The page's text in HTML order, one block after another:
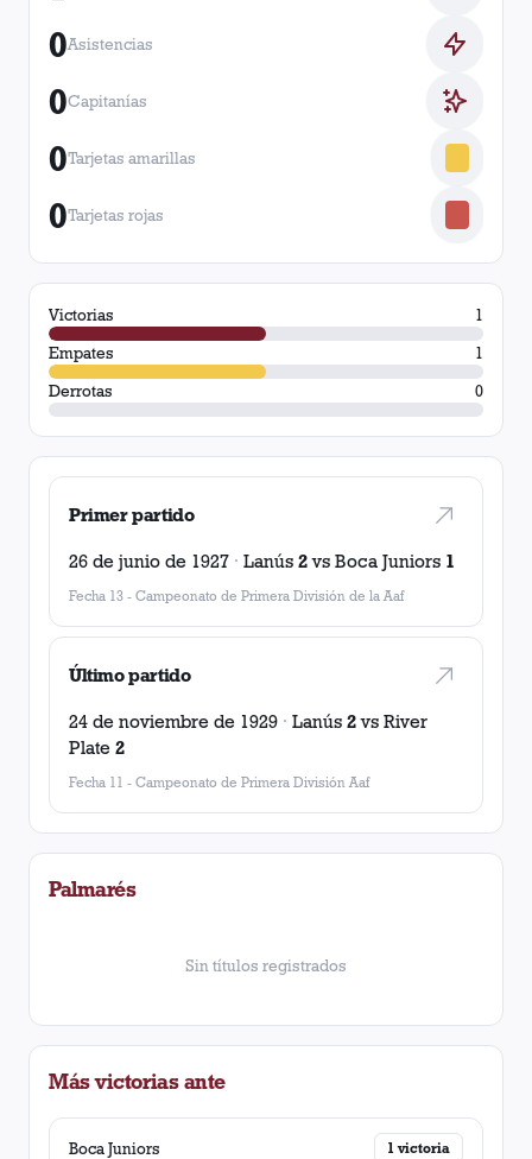
0Asistencias
0Capitanías
0Tarjetas amarillas
0Tarjetas rojas
Victorias
1
Empates
1
Derrotas
0
Primer partido
26 de junio de 1927 · Lanús 2vs Boca Juniors 1
Fecha 13 - Campeonato de Primera División de la Aaf
Último partido
24 de noviembre de 1929 · Lanús 2vs River
Plate 2
Fecha 11 - Campeonato de Primera División Aaf
Palmarés
Sin títulos registrados
Más victorias ante
Boca Juniors 1 victoria